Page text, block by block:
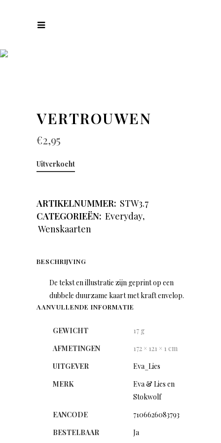
VERTROUWEN
€2,95
Uitverkocht
ARTIKELNUMMER: STW3.7
CATEGORIEËN: Everyday,
Wenskaarten
BESCHRIJVING
De tekst en illustratie zijn geprint op een
dubbele duurzame kaart met kraft envelop.
AANVULLENDE INFORMATIE
GEWICHT
17 g
AFMETINGEN
172 × 121 × 1 cm
UITGEVER
Eva_Lies
MERK
Eva & Lies en
Stokwolf
EANCODE
7106626083793
BESTELBAAR
Ja